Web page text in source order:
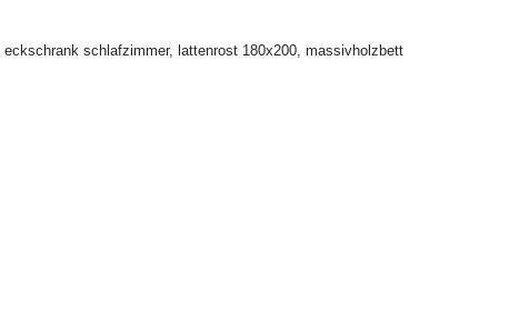
eckschrank schlafzimmer, lattenrost 180x200, massivholzbett